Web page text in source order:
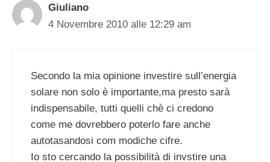
Giuliano
4 Novembre 2010 alle 12:29 am
Secondo la mia opinione investire sull’energia
solare non solo è importante,ma presto sarà
indispensabile, tutti quelli chè ci credono
come me dovrebbero poterlo fare anche
autotasandosi com modiche cifre.
Io sto cercando la possibilità di invstire una